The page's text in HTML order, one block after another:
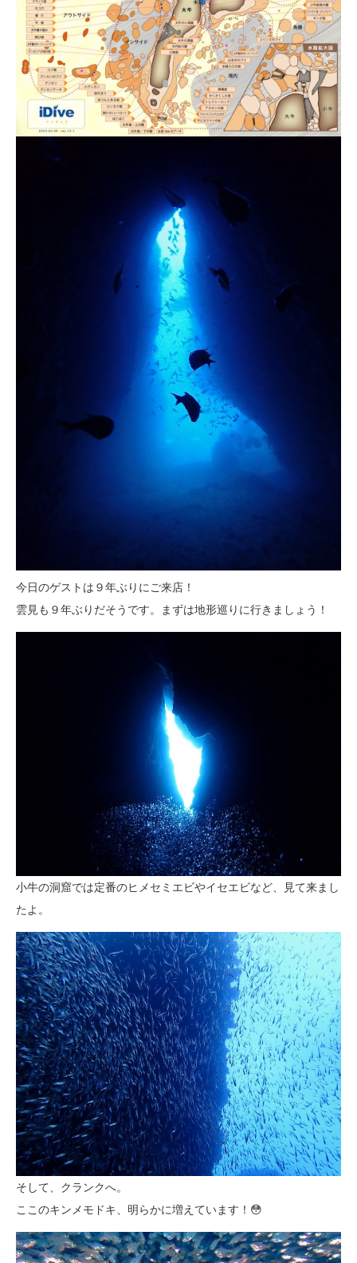
今日のゲストは９年ぶりにご来店！
雲見も９年ぶりだそうです。まずは地形巡りに行きましょう！
小牛の洞窟では定番のヒメセミエビやイセエビなど、見て来まし
たよ。
そして、クランクへ。
ここのキンメモドキ、明らかに増えています！😳